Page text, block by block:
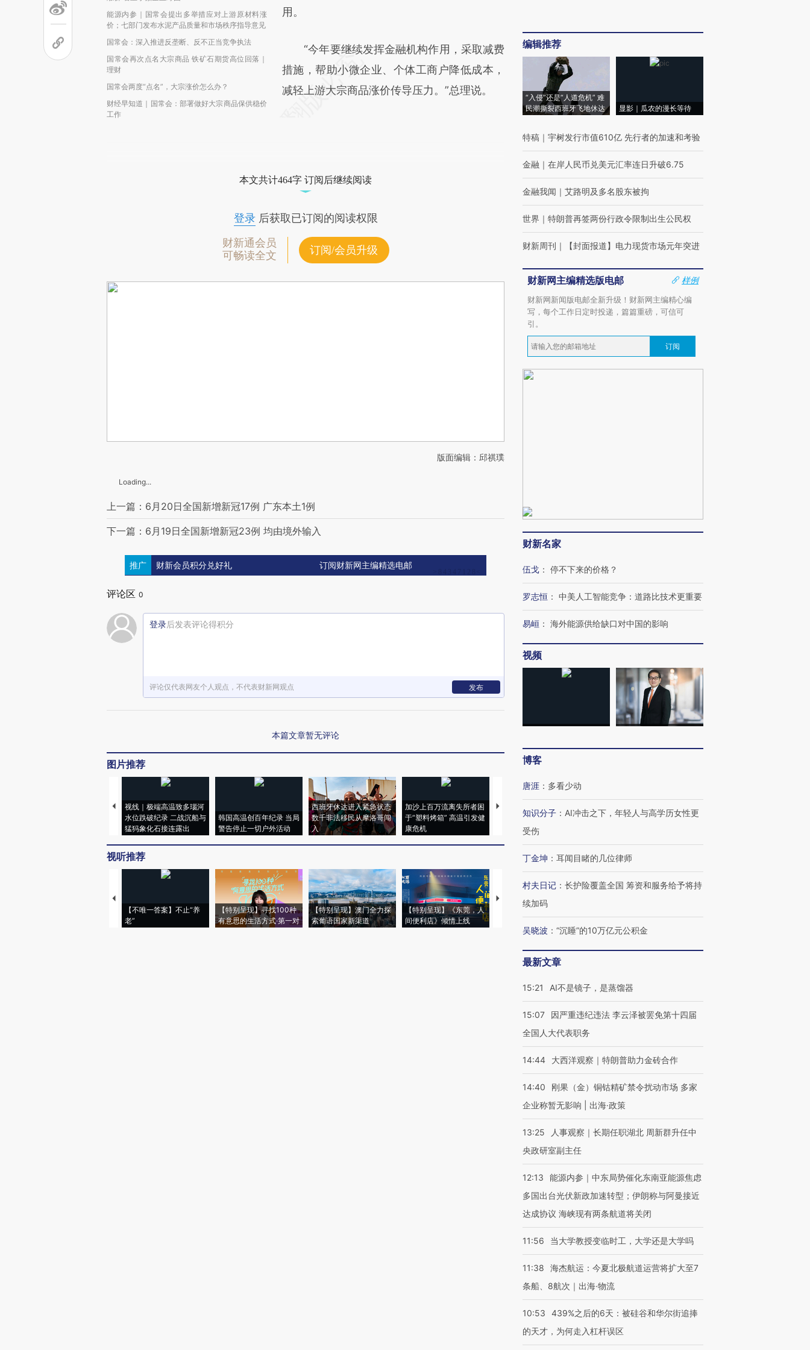
能源内参｜国常会提出多举措应对上游原材料涨
价；七部门发布水泥产品质量和市场秩序指导意见
国常会：深入推进反垄断、反不正当竞争执法
国常会再次点名大宗商品 铁矿石期货高位回落｜
理财
国常会两度“点名”，大宗涨价怎么办？
财经早知道｜国常会：部署做好大宗商品保供稳价
工作
用。
“今年要继续发挥金融机构作用，采取减费
措施，帮助小微企业、个体工商户降低成本，
减轻上游大宗商品涨价传导压力。”总理说。
本文共计464字 订阅后继续阅读
登录后获取已订阅的阅读权限
财新通会员
可畅读全文
订阅/会员升级
版面编辑：邱祺璞
Loading...
上一篇：6月20日全国新增新冠17例 广东本土1例
下一篇：6月19日全国新增新冠23例 均由境外输入
推广 财新会员积分兑好礼 订阅财新网主编精选电邮
评论区 0
登录后发表评论得积分
评论仅代表网友个人观点，不代表财新网观点 发布
本篇文章暂无评论
图片推荐
视线｜极端高温致多瑙河
水位跌破纪录 二战沉船与
猛犸象化石接连露出
韩国高温创百年纪录 当局
警告停止一切户外活动
西班牙休达进入紧急状态
数千非法移民从摩洛哥闯
入
加沙上百万流离失所者困
于“塑料烤箱” 高温引发健
康危机
视线｜HYROX的吸金
术：是什么让中产们甘
心“花钱找虐”？
马航飞行员跨国走私7万
粒摇头丸 尿检体内含3种
视线｜被称为“蟑螂”的印
度Z世代 用街头抗争将教
视听推荐
【不唯一答案】不止“养
老”
【特别呈现】寻找100种
有意思的生活方式·第一对
【特别呈现】澳门全力探
索葡语国家新渠道
【特别呈现】《东莞，人
间便利店》倾情上线
【推广】走进第四届链博
会，让数智科技“链”接产
编辑推荐
“入侵”还是“人道危机” 难
民潮撕裂西班牙飞地休达
显影｜瓜农的漫长等待
特稿 ｜ 宇树发行市值610亿 先行者的加速和考验
金融 ｜ 在岸人民币兑美元汇率连日升破6.75
金融我闻 ｜ 艾路明及多名股东被拘
世界 ｜ 特朗普再签两份行政令限制出生公民权
财新周刊 ｜ 【封面报道】电力现货市场元年突进
财新网主编精选版电邮
样例
财新网新闻版电邮全新升级！财新网主编精心编
写，每个工作日定时投递，篇篇重磅，可信可
引。
订阅
财新名家
伍戈 ： 停不下来的价格？
罗志恒 ： 中美人工智能竞争：道路比技术更重要
易峘 ： 海外能源供给缺口对中国的影响
视频
博客
唐涯 ： 多看少动
知识分子 ： AI冲击之下，年轻人与高学历女性更
受伤
丁金坤 ： 耳闻目睹的几位律师
村夫日记 ： 长护险覆盖全国 筹资和服务给予将持
续加码
吴晓波 ： “沉睡”的10万亿元公积金
最新文章
15:21 AI不是镜子，是蒸馏器
15:07
因严重违纪违法 李云泽被罢免第十四届
全国人大代表职务
14:44 大西洋观察｜特朗普助力金砖合作
14:40
刚果（金）铜钴精矿禁令扰动市场 多家
企业称暂无影响 | 出海·政策
13:25
人事观察｜长期任职湖北 周新群升任中
央政研室副主任
12:13
能源内参｜中东局势催化东南亚能源焦虑
多国出台光伏新政加速转型；伊朗称与阿曼接近
达成协议 海峡现有两条航道将关闭
11:56 当大学教授变临时工，大学还是大学吗
11:38
海杰航运：今夏北极航道运营将扩大至7
条船、8航次｜出海·物流
10:53
439%之后的6天：被硅谷和华尔街追捧
的天才，为何走入杠杆误区